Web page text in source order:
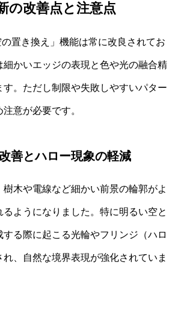
の改善点と注意点
置き換え」機能は常に改良されてお
細かいエッジの表現と色や光の融合精
す。ただし制限や失敗しやすいパター
意が必要です。
善とハロー現象の軽減
木や電線など細かい前景の輪郭がよ
るようになりました。特に明るい空と
する際に起こる光輪やフリンジ（ハロ
、自然な境界表現が強化されていま